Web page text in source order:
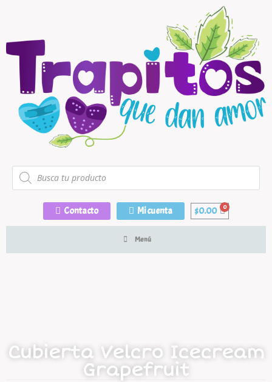
Contacto Mi cuenta $0.00
Menú
Cubierta Velcro Icecream
Grapefruit